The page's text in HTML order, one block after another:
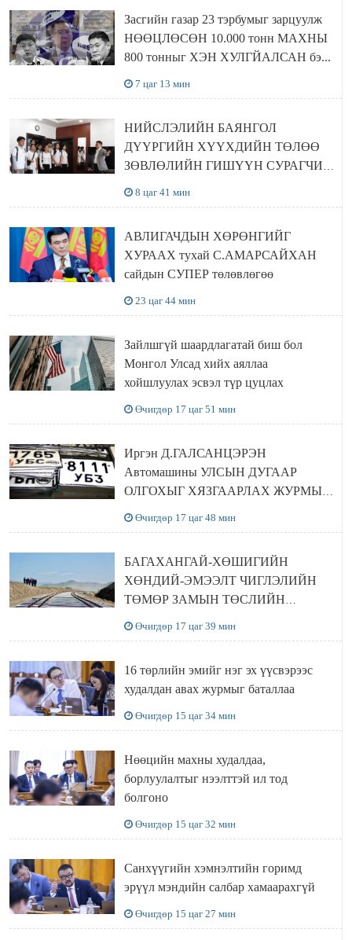
Засгийн газар 23 тэрбумыг зарцуулж
НӨӨЦЛӨСӨН 10.000 тонн МАХНЫ
800 тонныг ХЭН ХУЛГЙАЛСАН бэ...
7 цаг 13 мин
НИЙСЛЭЛИЙН БАЯНГОЛ
ДҮҮРГИЙН ХҮҮХДИЙН ТӨЛӨӨ
ЗӨВЛӨЛИЙН ГИШҮҮН СУРАГЧИД
8 цаг 41 мин
АВЛИГАЧДЫН ХӨРӨНГИЙГ
ХУРААХ тухай С.АМАРСАЙХАН
сайдын СУПЕР төлөвлөгөө
23 цаг 44 мин
Зайлшгүй шаардлагатай биш бол
Монгол Улсад хийх аяллаа
хойшлуулах эсвэл түр цуцлах
Өчигдөр 17 цаг 51 мин
Иргэн Д.ГАЛСАНЦЭРЭН
Автомашины УЛСЫН ДУГААР
ОЛГОХЫГ ХЯЗГААРЛАХ ЖУРМЫГ
Өчигдөр 17 цаг 48 мин
БАГАХАНГАЙ-ХӨШИГИЙН
ХӨНДИЙ-ЭМЭЭЛТ ЧИГЛЭЛИЙН
ТӨМӨР ЗАМЫН ТӨСЛИЙН
Өчигдөр 17 цаг 39 мин
16 төрлийн эмийг нэг эх үүсвэрээс
худалдан авах журмыг баталлаа
Өчигдөр 15 цаг 34 мин
Нөөцийн махны худалдаа,
борлуулалтыг нээлттэй ил тод
болгоно
Өчигдөр 15 цаг 32 мин
Санхүүгийн хэмнэлтийн горимд
эрүүл мэндийн салбар хамаарахгүй
Өчигдөр 15 цаг 27 мин